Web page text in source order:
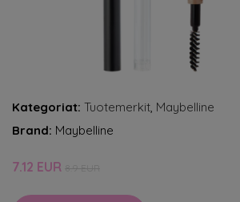
Kategoriat: Tuotemerkit, Maybelline
Brand: Maybelline
7.12 EUR